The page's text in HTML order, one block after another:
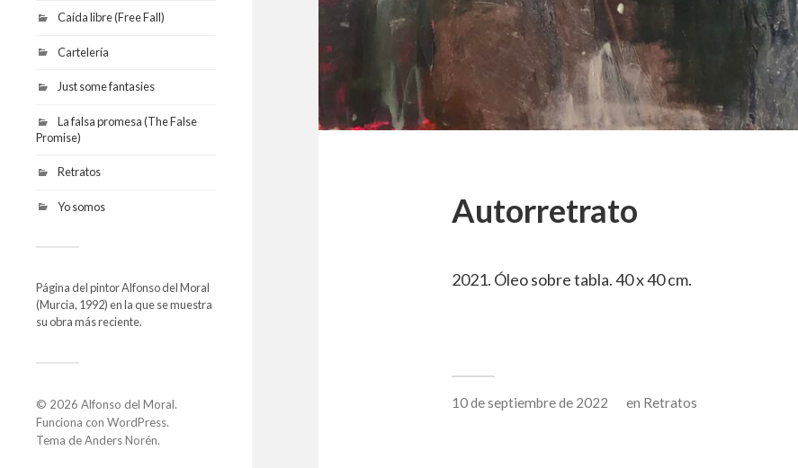
Caída libre (Free Fall)
Cartelería
Just some fantasies
La falsa promesa (The False
Promise)
Retratos
Yo somos
Página del pintor Alfonso del Moral
(Murcia, 1992) en la que se muestra
su obra más reciente.
© 2026 Alfonso del Moral.
Funciona con WordPress.
Tema deAnders Norén.
Autorretrato
2021. Óleo sobre tabla. 40 x 40 cm.
10 de septiembre de 2022 en Retratos